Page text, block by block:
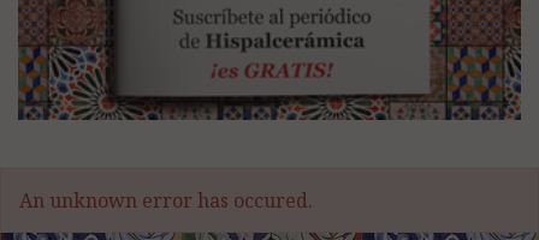
An unknown error has occured.